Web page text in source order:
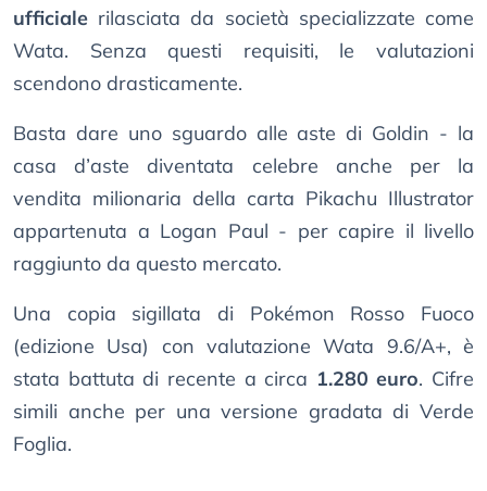
ufficiale rilasciata da società specializzate come
Wata. Senza questi requisiti, le valutazioni
scendono drasticamente.
Basta dare uno sguardo alle aste di Goldin - la
casa d’aste diventata celebre anche per la
vendita milionaria della carta Pikachu Illustrator
appartenuta a Logan Paul - per capire il livello
raggiunto da questo mercato.
Una copia sigillata di Pokémon Rosso Fuoco
(edizione Usa) con valutazione Wata 9.6/A+, è
stata battuta di recente a circa 1.280 euro. Cifre
simili anche per una versione gradata di Verde
Foglia.